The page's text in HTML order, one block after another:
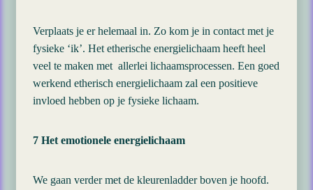
Verplaats je er helemaal in. Zo kom je in contact met je
fysieke ‘ik’. Het etherische energielichaam heeft heel
veel te maken met allerlei lichaamsprocessen. Een goed
werkend etherisch energielichaam zal een positieve
invloed hebben op je fysieke lichaam.
7 Het emotionele energielichaam
We gaan verder met de kleurenladder boven je hoofd.